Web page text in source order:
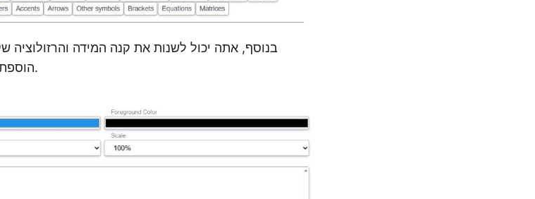
בנוסף, אתה יכול לשנות את קנה המידה והרזולוציה
הוספת צבע רקע באמצעות אפשרויות עיבוד.